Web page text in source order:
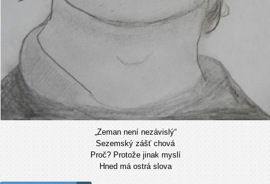
„Zeman není nezávislý“
Sezemský zášť chová
Proč? Protože jinak myslí
Hned má ostrá slova